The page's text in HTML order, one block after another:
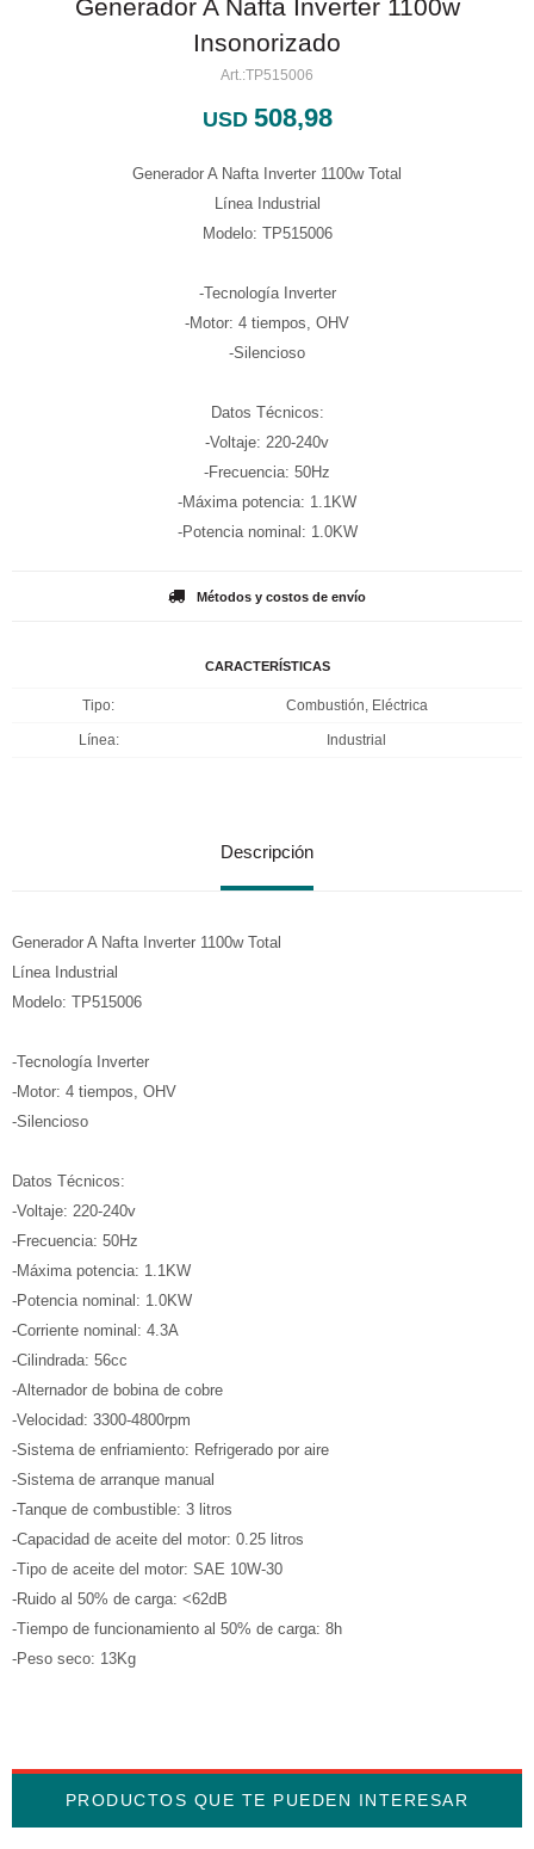
Generador A Nafta Inverter 1100w
Insonorizado
TP515006
USD 508,98
Generador A Nafta Inverter 1100w Total
Línea Industrial
Modelo: TP515006
-Tecnología Inverter
-Motor: 4 tiempos, OHV
-Silencioso
Datos Técnicos:
-Voltaje: 220-240v
-Frecuencia: 50Hz
-Máxima potencia: 1.1KW
-Potencia nominal: 1.0KW
Métodos y costos de envío
CARACTERÍSTICAS
Tipo Combustión, Eléctrica
Línea Industrial
Descripción
Generador A Nafta Inverter 1100w Total
Línea Industrial
Modelo: TP515006
-Tecnología Inverter
-Motor: 4 tiempos, OHV
-Silencioso
Datos Técnicos:
-Voltaje: 220-240v
-Frecuencia: 50Hz
-Máxima potencia: 1.1KW
-Potencia nominal: 1.0KW
-Corriente nominal: 4.3A
-Cilindrada: 56cc
-Alternador de bobina de cobre
-Velocidad: 3300-4800rpm
-Sistema de enfriamiento: Refrigerado por aire
-Sistema de arranque manual
-Tanque de combustible: 3 litros
-Capacidad de aceite del motor: 0.25 litros
-Tipo de aceite del motor: SAE 10W-30
-Ruido al 50% de carga: <62dB
-Tiempo de funcionamiento al 50% de carga: 8h
-Peso seco: 13Kg
PRODUCTOS QUE TE PUEDEN INTERESAR